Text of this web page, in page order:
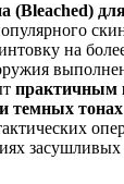
(Bleached)
на
практичным
темных тонах